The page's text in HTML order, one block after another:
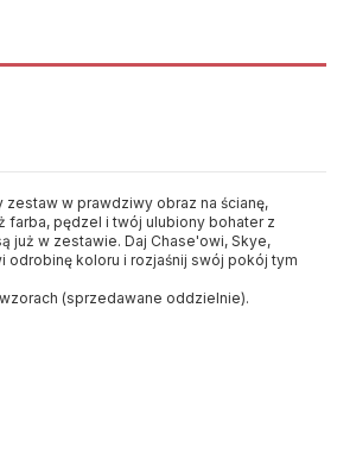
w prawdziwy obraz na ścianę,
farba, pędzel i twój ulubiony bohater z
już w zestawie. Daj Chase'owi, Skye,
odrobinę koloru i rozjaśnij swój pokój tym
(sprzedawane oddzielnie).